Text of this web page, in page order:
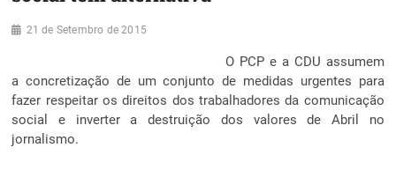
21 de Setembro de 2015
O PCP e a CDU assumem
a concretização de um conjunto de medidas urgentes para
fazer respeitar os direitos dos trabalhadores da comunicação
social e inverter a destruição dos valores de Abril no
jornalismo.